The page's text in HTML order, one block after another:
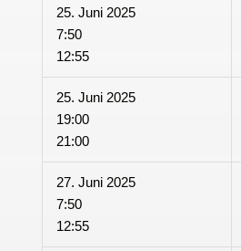
25. Juni 2025
7:50
12:55
25. Juni 2025
19:00
21:00
27. Juni 2025
7:50
12:55